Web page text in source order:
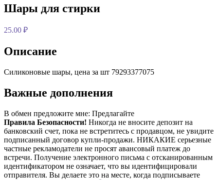
Шары для стирки
25.00 ₽
Описание
Силиконовые шары, цена за шт 79293377075
Важные дополнения
В обмен предложите мне: Предлагайте
Правила Безопасности! Никогда не вносите депозит на
банковский счет, пока не встретитесь с продавцом, не увидите
подписанный договор купли-продажи. НИКАКИЕ серьезные
частные рекламодатели не просят авансовый платеж до
встречи. Получение электронного письма с отсканированным
идентификатором не означает, что вы идентифицировали
отправителя. Вы делаете это на месте, когда подписываете